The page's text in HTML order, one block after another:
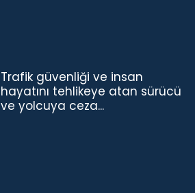
Trafik güvenliği ve insan
hayatını tehlikeye atan sürücü
ve yolcuya ceza...